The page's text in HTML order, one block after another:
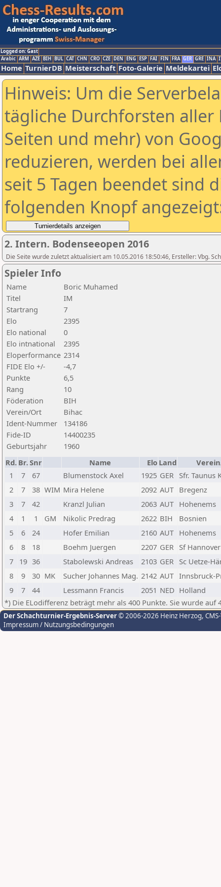
Logged on: Gast
Arabic ARM AZE BIH BUL CAT CHN CRO CZE DEN ENG ESP FAI FIN FRA GER GRE INA
Home TurnierDB Meisterschaft Foto-Galerie Meldekartei
Hinweis: Um die
tägliche Durchforsten aller
Seiten und mehr) von
reduzieren, werden bei
seit 5 Tagen beendet sind
folgenden Knopf
2. Intern. Bodenseeopen 2016
Die Seite wurde zuletzt aktualisiert am 10.05.2016 18:50:46, Ersteller: Vbg.
Spieler Info
Name
Boric Muhamed
Titel
IM
Startrang
7
Elo
2395
Elo national
0
Elo intnational
2395
Eloperformance 2314
FIDE Elo +/-
-4,7
Punkte
6,5
Rang
10
Föderation
BIH
Verein/Ort
Bihac
Ident-Nummer
134186
Fide-ID
14400235
Geburtsjahr
1960
Rd. Br.Snr Name Elo Land
1
7 67 Blumenstock Axel 1925 GER Sfr. Taunus
2
7 38 WIM Mira Helene 2092 AUT Bregenz
3
7 42 Kranzl Julian 2063 AUT Hohenems
4
1 1 GM Nikolic Predrag 2622 BIH
Bosnien
5
6 24 Hofer Emilian 2160 AUT Hohenems
6
8 18 Boehm Juergen 2207 GER Sf Hannover
7
19 36 Stabolewski Andreas 2103 GER Sc Uetze-
8
9 30 MK Sucher Johannes Mag. 2142 AUT Innsbruck-
9
7 44 Lessmann Francis 2051 NED Holland
*) Die ELodifferenz beträgt mehr als 400 Punkte. Sie wurde auf
Der Schachturnier-Ergebnis-Server© 2006-2026 Heinz Herzog,
Impressum / Nutzungsbedingungen